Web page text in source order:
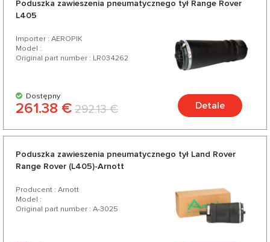
o nazwie Terrain Response 2.
Poduszka zawieszenia pneumatycznego tył Range Rover
L405
Importer : AEROPIK
Model :
Original part number : LR034262
Dostępny
261.38 € 292.13 € Detale
Poduszka zawieszenia pneumatycznego tył Land Rover
Range Rover (L405)-Arnott
Producent : Arnott
Model :
Original part number : A-3025